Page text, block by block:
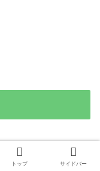
警告 画像の推
トップ サイドバー